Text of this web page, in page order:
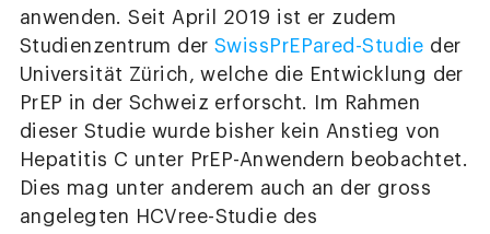
anwenden. Seit April 2019 ist er zudem
Studienzentrum derSwissPrEPared-Studie der
Universität Zürich, welche die Entwicklung der
PrEP in der Schweiz erforscht. Im Rahmen
dieser Studie wurde bisher kein Anstieg von
Hepatitis C unter PrEP-Anwendern beobachtet.
Dies mag unter anderem auch an der gross
angelegten HCVree-Studie des